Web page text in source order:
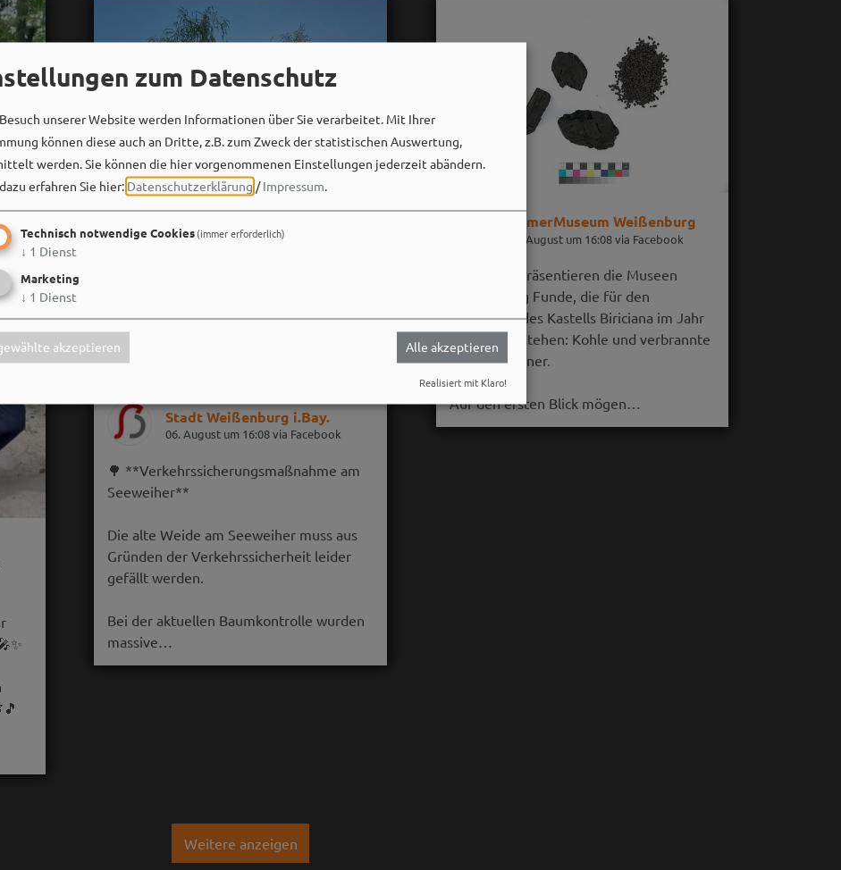
Stadt Weißenburg i.Bay.
06. August um 16:08 via Facebook
🌳 **Verkehrssicherungsmaßnahme am
Seeweiher**
Die alte Weide am Seeweiher muss aus
Gründen der Verkehrssicherheit leider
gefällt werden.
Bei der aktuellen Baumkontrolle wurden
massive…
RömerMuseum Weißenburg
06. August um 16:08 via Facebook
Im August präsentieren die Museen
Weißenburg Funde, die für den
Untergang des Kastells Biriciana im Jahr
254 n. Chr. stehen: Kohle und verbrannte
Getreidekörner.
Auf den ersten Blick mögen…
Weitere anzeigen
zum Datenschutz
unserer Website werden Informationen über Sie verarbeitet. Mit Ihrer
können diese auch an Dritte, z.B. zum Zweck der statistischen Auswertung,
werden. Sie können die hier vorgenommenen Einstellungen jederzeit abändern.
erfahren Sie hier: Datenschutzerklärung /Impressum.
Technisch notwendige Cookies(immer erforderlich)
↓ 1 Dienst
Marketing
↓ 1 Dienst
akzeptieren Alle akzeptieren
Realisiert mit Klaro!